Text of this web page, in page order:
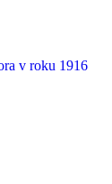
v roku 1916